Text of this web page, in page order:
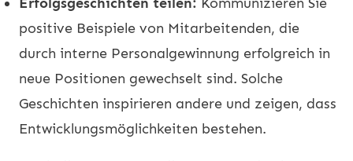
positive Beispiele von Mitarbeitenden, die
durch interne Personalgewinnung erfolgreich in
neue Positionen gewechselt sind. Solche
Geschichten inspirieren andere und zeigen, dass
Entwicklungsmöglichkeiten bestehen.